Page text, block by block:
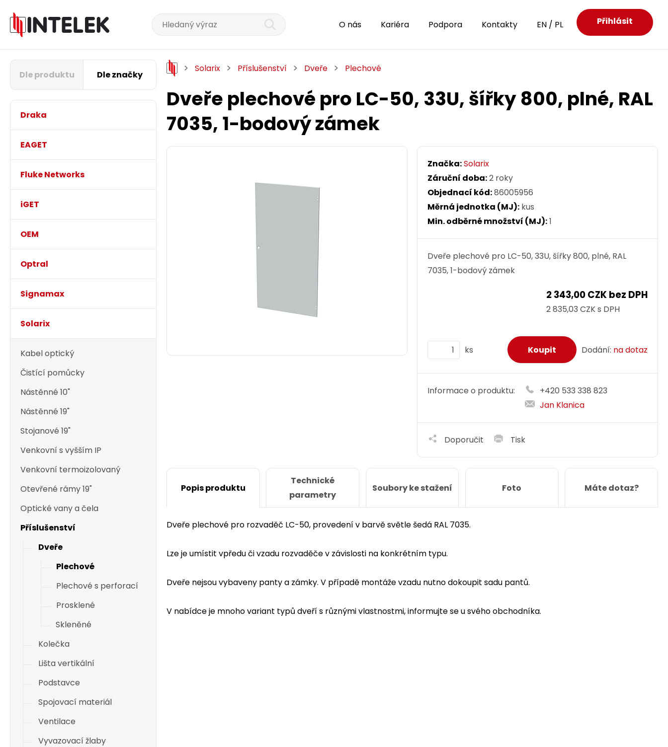
O nás Kariéra Podpora Kontakty EN / PL Přihlásit
Dle produktu Dle značky
Draka
EAGET
Fluke Networks
iGET
OEM
Optral
Signamax
Solarix
Kabel optický
Čistící pomůcky
Nástěnné 10"
Nástěnné 19"
Stojanové 19"
Venkovní s vyšším IP
Venkovní termoizolovaný
Otevřené rámy 19"
Optické vany a čela
Příslušenství
Dveře
Plechové
Plechové s perforací
Prosklené
Skleněné
Kolečka
Lišta vertikální
Podstavce
Spojovací materiál
Ventilace
Vyvazovací žlaby
Solarix Příslušenství Dveře Plechové
Dveře plechové pro LC-50, 33U, šířky 800, plné, RAL
7035, 1-bodový zámek
Značka:Solarix
Záruční doba:2 roky
Objednací kód:86005956
Měrná jednotka (MJ): kus
Min. odběrné množství (MJ):1
Dveře plechové pro LC-50, 33U, šířky 800, plné, RAL
7035, 1-bodový zámek
2 343,00 CZK bez DPH
2 835,03 CZK s DPH
ks Dodání: na dotaz
Informace o produktu:
+420 533 338 823
Jan Klanica
Doporučit Tisk
Popis produktu
Technické
parametry
Soubory ke stažení Foto Máte dotaz?
Dveře plechové pro rozvaděč LC-50, provedení v barvě světle šedá RAL 7035.
Lze je umístit vpředu či vzadu rozvaděče v závislosti na konkrétním typu.
Dveře nejsou vybaveny panty a zámky. V případě montáže vzadu nutno dokoupit sadu pantů.
V nabídce je mnoho variant typů dveří s různými vlastnostmi, informujte se u svého obchodníka.